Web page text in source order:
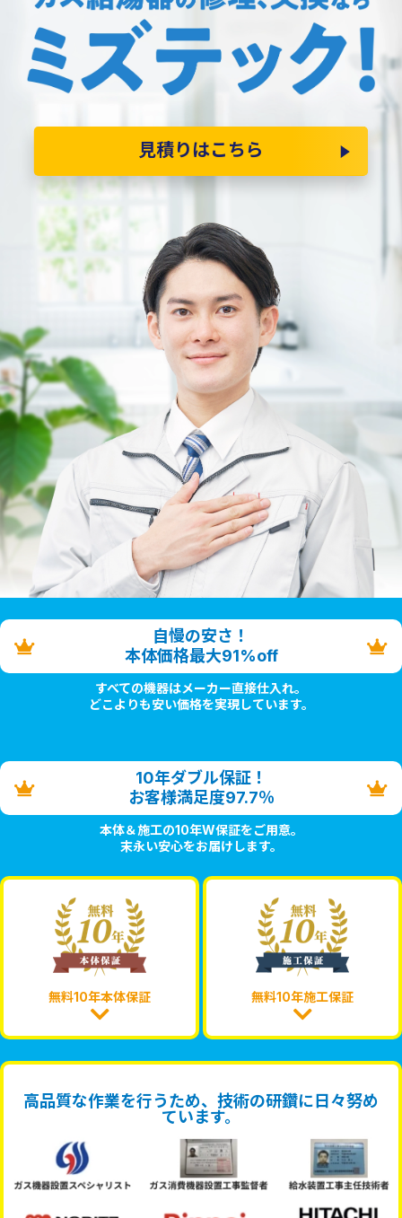
見積りはこちら
自慢の安さ！
本体価格最大91%off
すべての機器はメーカー直接仕入れ。
どこよりも安い価格を実現しています。
10年ダブル保証！
お客様満足度97.7％
本体＆施工の10年W保証をご用意。
末永い安心をお届けします。
無料10年本体保証 無料10年施工保証
高品質な作業を行うため、技術の研鑽に日々努め
ています。